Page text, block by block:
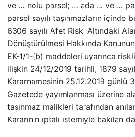
ve … nolu parsel; … ada … ve …
parsel sayılı taşınmazların içinde
6306 sayılı Afet Riski Altındaki
Dönüştürülmesi Hakkında
EK-1/1-(b) maddeleri uyarınca
ilişkin 24/12/2019 tarihli, 1879
Kararnamesinin 25.12.2019 günlü
Gazetede yayımlanması üzerine
taşınmaz malikleri tarafından
Kararının iptali istemiyle bakılan